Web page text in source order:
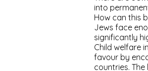
into
How can this
Jews face
significantly
Child welfare
favour by
countries.